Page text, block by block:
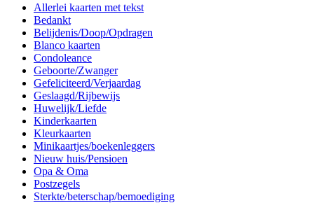
Allerlei kaarten met tekst
Bedankt
Belijdenis/Doop/Opdragen
Blanco kaarten
Condoleance
Geboorte/Zwanger
Gefeliciteerd/Verjaardag
Geslaagd/Rijbewijs
Huwelijk/Liefde
Kinderkaarten
Kleurkaarten
Minikaartjes/boekenleggers
Nieuw huis/Pensioen
Opa & Oma
Postzegels
Sterkte/beterschap/bemoediging